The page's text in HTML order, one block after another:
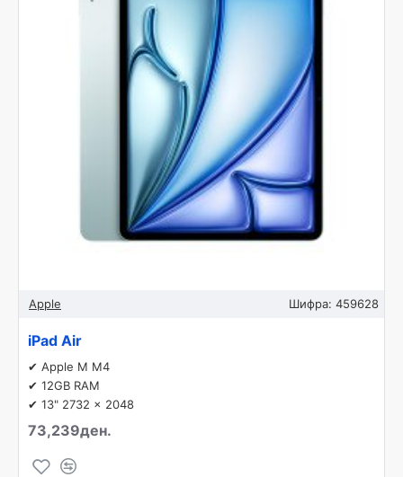
Apple Шифра: 459628
iPad Air
✔ Apple M M4
✔ 12GB RAM
✔ 13" 2732 x 2048
73,239ден.